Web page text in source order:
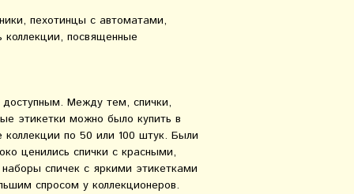
пехотинцы с автоматами,
посвященные
Между тем, спички,
этикетки можно было купить в
по 50 или 100 штук. Были
ценились спички с красными,
спичек с яркими этикетками
спросом у коллекционеров.